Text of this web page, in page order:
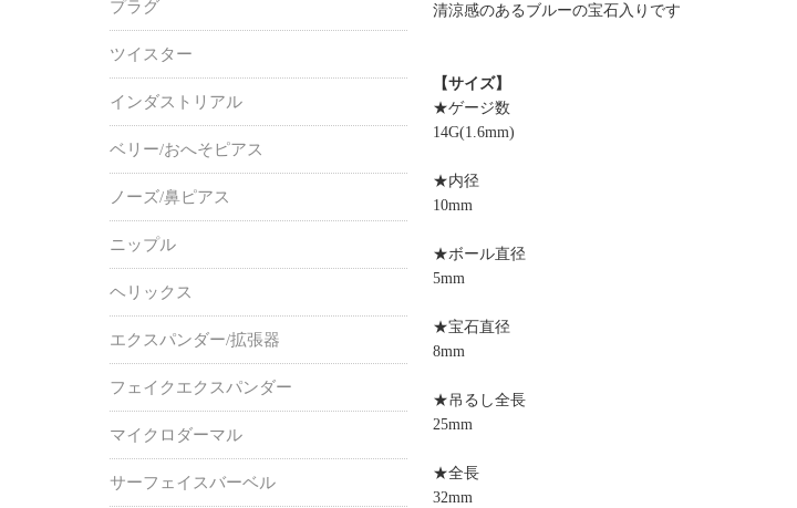
清涼感のあるブルーの宝石入りです
【サイズ】
★ゲージ数
14G(1.6mm)
★内径
10mm
★ボール直径
5mm
★宝石直径
8mm
★吊るし全長
25mm
★全長
32mm
プラグ
ツイスター
インダストリアル
ベリー/おへそピアス
ノーズ/鼻ピアス
ニップル
ヘリックス
エクスパンダー/拡張器
フェイクエクスパンダー
マイクロダーマル
サーフェイスバーベル